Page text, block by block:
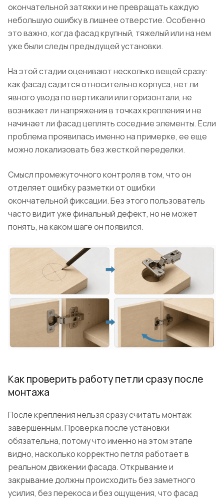
окончательной затяжки и не превращать каждую
небольшую ошибку в лишнее отверстие. Особенно
это важно, когда фасад крупный, тяжелый или на нем
уже были следы предыдущей установки.
На этой стадии оценивают несколько вещей сразу:
как фасад садится относительно корпуса, нет ли
явного увода по вертикали или горизонтали, не
возникает ли напряжения в точках крепления и не
начинает ли фасад цеплять соседние элементы. Если
проблема проявилась именно на примерке, ее еще
можно локализовать без жесткой переделки.
Смысл промежуточного контроля в том, что он
отделяет ошибку разметки от ошибки
окончательной фиксации. Без этого пользователь
часто видит уже финальный дефект, но не может
понять, на каком шаге он появился.
Как проверить работу петли сразу после
монтажа
После крепления нельзя сразу считать монтаж
завершенным. Проверка после установки
обязательна, потому что именно на этом этапе
видно, насколько корректно петля работает в
реальном движении фасада. Открывание и
закрывание должны происходить без заметного
усилия, без перекоса и без ощущения, что фасад